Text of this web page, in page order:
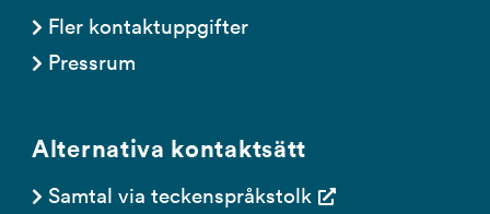
Fler kontaktuppgifter
Pressrum
Alternativa kontaktsätt
Samtal via teckenspråkstolk